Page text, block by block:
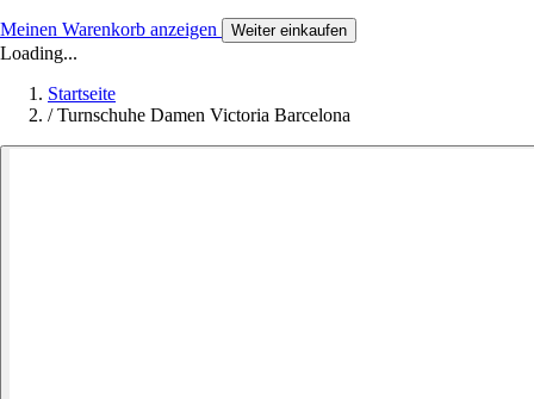
Meinen Warenkorb anzeigen Weiter einkaufen
Loading...
Startseite
/ Turnschuhe Damen Victoria Barcelona